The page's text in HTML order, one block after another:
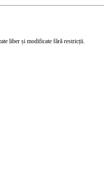
liber și modificate fără restricții.